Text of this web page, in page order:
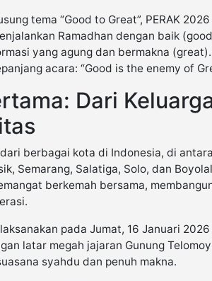
tema “Good to Great”, PERAK
Ramadhan dengan baik
yang agung dan bermakna
acara: “Good is the enemy of
Dari
berbagai kota di Indonesia, di
Semarang, Salatiga, Solo, dan
berkemah bersama,
pada Jumat, 16 Januari
latar megah jajaran Gunung
syahdu dan penuh makna.